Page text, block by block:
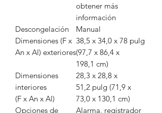
obtener más
información
Descongelación
Manual
Dimensiones (F x
An x Al) exteriores
38,5 x 34,0 x 78 pulg
(97,7 x 86,4 x
198,1 cm)
Dimensiones
interiores
(F x An x Al)
28,3 x 28,8 x
51,2 pulg (71,9 x
73,0 x 130,1 cm)
Opciones de
Alarma, registrador